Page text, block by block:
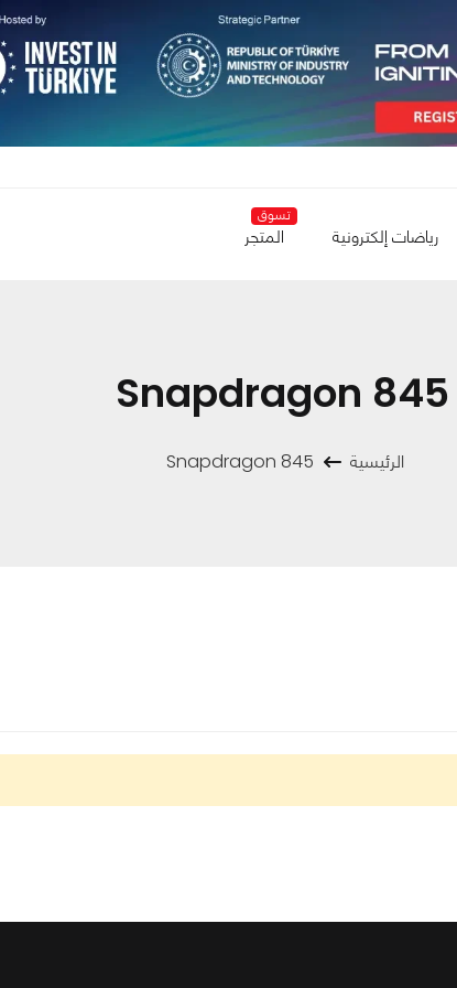
رياضات إلكترونية
تسوق
المتجر
Snapdragon 845
الرئيسية Snapdragon 845